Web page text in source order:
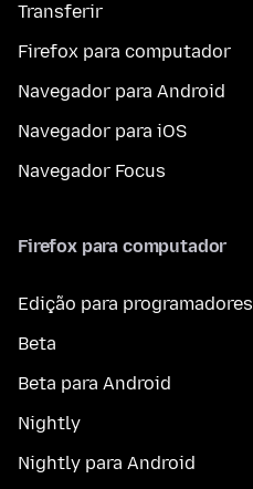
Transferir
Firefox para computador
Navegador para Android
Navegador para iOS
Navegador Focus
Firefox para computador
Edição para programadores
Beta
Beta para Android
Nightly
Nightly para Android